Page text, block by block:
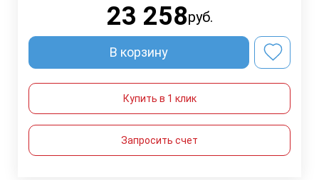
23 258руб.
В корзину
Купить в 1 клик
Запросить счет